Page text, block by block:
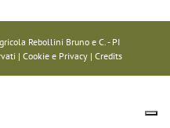
Rebollini Bruno e C. - PI
| Cookie e Privacy| Credits